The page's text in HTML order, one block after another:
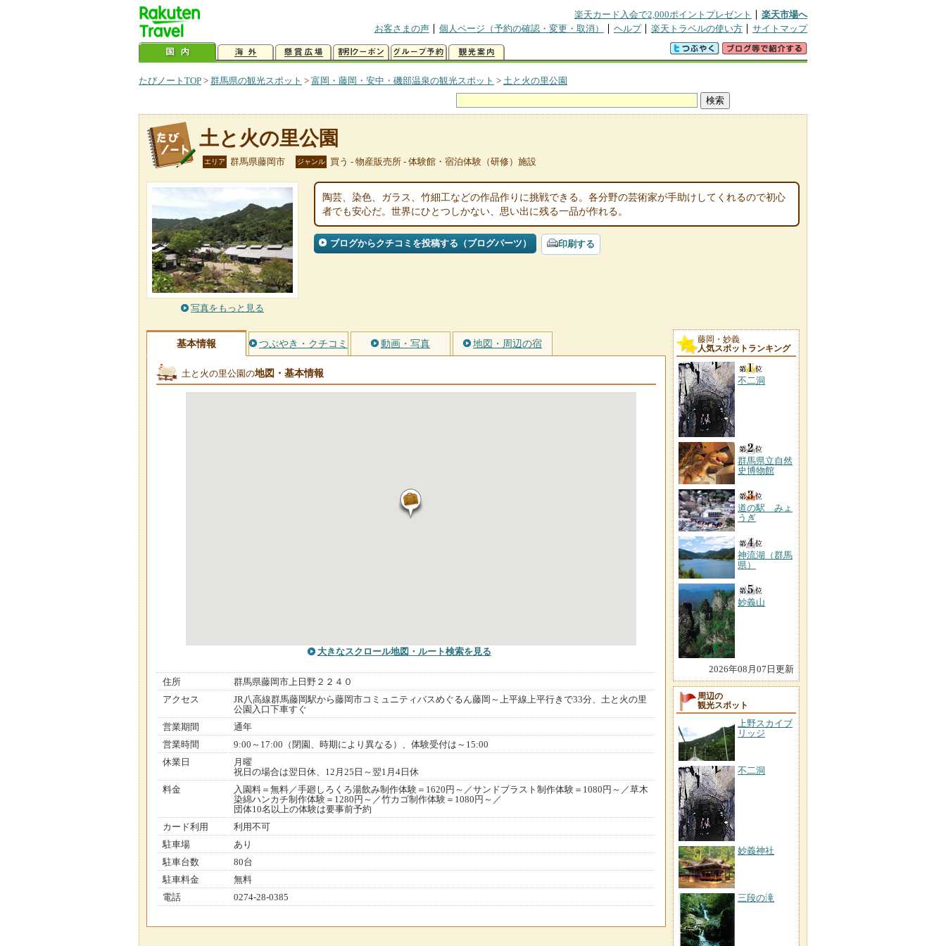
楽天カード入会で2,000ポイントプレゼント
楽天市場へ
お客さまの声
個人ページ（予約の確認・変更・取消） ヘルプ 楽天トラベルの使い方 サイトマップ
たびノートTOP > 群馬県の観光スポット > 富岡・藤岡・安中・磯部温泉の観光スポット > 土と火の里公園
土と火の里公園
エリア 群馬県藤岡市 ジャンル 買う - 物産販売所 - 体験館・宿泊体験（研修）施設
写真をもっと見る
陶芸、染色、ガラス、竹細工などの作品作りに挑戦できる。各分野の芸術家が手助けしてくれるので初心
者でも安心だ。世界にひとつしかない、思い出に残る一品が作れる。
ブログからクチコミを投稿する（ブログパーツ） 印刷する
基本情報 つぶやき・クチコミ 動画・写真 地図・周辺の宿
土と火の里公園の地図・基本情報
大きなスクロール地図 ・ルート検索を見る
住所
群馬県藤岡市上日野２２４０
アクセス
JR八高線群馬藤岡駅から藤岡市コミュニティバスめぐるん藤岡～上平線上平行きで33分、土と火の里
公園入口下車すぐ
営業期間
通年
営業時間
9:00～17:00（閉園、時期により異なる）、体験受付は～15:00
休業日
月曜
祝日の場合は翌日休、12月25日～翌1月4日休
料金
入園料＝無料／手廻しろくろ湯飲み制作体験＝1620円～／サンドブラスト制作体験＝1080円～／草木
染綿ハンカチ制作体験＝1280円～／竹カゴ制作体験＝1080円～／
団体10名以上の体験は要事前予約
カード利用
利用不可
駐車場
あり
駐車台数
80台
駐車料金
無料
電話
0274-28-0385
藤岡・妙義
人気スポットランキング
不二洞
群馬県立自然
史博物館
道の駅 みょ
うぎ
神流湖（群馬
県）
妙義山
2026年08月07日更新
周辺の
観光スポット
上野スカイブ
リッジ
不二洞
妙義神社
三段の滝